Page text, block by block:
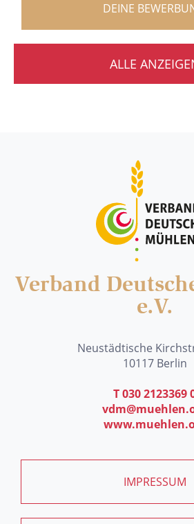
DEINE
ALLE
Verband
e.V.
Neustädtische
10117 Berlin
T 030 2123369
IMPRESSUM